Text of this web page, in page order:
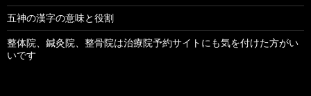
五神の漢字の意味と役割
整体院、鍼灸院、整骨院は治療院予約サイトにも気を付けた方がい
いです